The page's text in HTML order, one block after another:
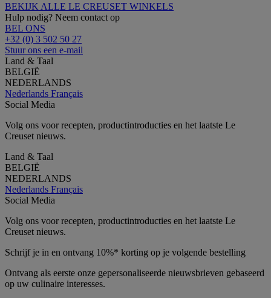
BEKIJK ALLE LE CREUSET WINKELS
Hulp nodig? Neem contact op
BEL ONS
+32 (0) 3 502 50 27
Stuur ons een e-mail
Land & Taal
BELGIË
NEDERLANDS
Nederlands Français
Social Media
Volg ons voor recepten, productintroducties en het laatste Le
Creuset nieuws.
Land & Taal
BELGIË
NEDERLANDS
Nederlands Français
Social Media
Volg ons voor recepten, productintroducties en het laatste Le
Creuset nieuws.
Schrijf je in en ontvang 10%* korting op je volgende bestelling
Ontvang als eerste onze gepersonaliseerde nieuwsbrieven gebaseerd
op uw culinaire interesses.